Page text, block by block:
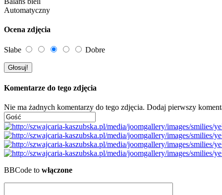
Automatyczny
Ocena zdjęcia
Słabe Dobre
Komentarze do tego zdjęcia
Nie ma żadnych komentarzy do tego zdjęcia. Dodaj pierwszy
BBCode to włączone